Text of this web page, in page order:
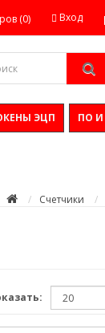
Вход
(0)
ЭЦП ПО
Счетчики